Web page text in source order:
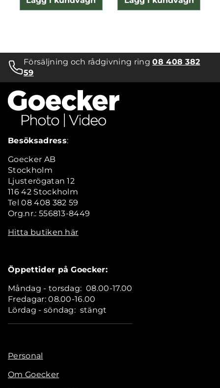
Försäljning och rådgivning ring08 408 382
59
Besöksadress:
Goecker AB
Stockholm
Ljusterögatan 12
116 42 Stockholm
Tel 08 408 382 59
Org.nr.: 556813-8449
Hitta butiken här
Öppettider på Goecker:
Måndag - torsdag: 08.00-17.00
Fredagar: 08.00-16.00
Lördag - söndag: stängt
Personal
Om Goecker